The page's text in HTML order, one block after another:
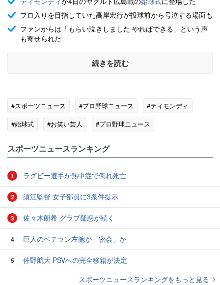
プロ入りを目指していた高岸宏行が投球前から号泣する場面も
ファンからは「もらい泣きしました やればできる」という声
も寄せられた
続きを読む
#スポーツニュース #プロ野球ニュース
#ティモンディ
#始球式
#お笑い芸人 #プロ野球ニュース
スポーツニュースランキング
1 ラグビー選手が熱中症で倒れ死亡
2 須江監督 女子部員に3条件提示
3 佐々木朗希 グラブ疑惑が続く
4 巨人のベテラン左腕が「密会」か
5
佐野航大 PSVへの完全移籍が決定
スポーツニュースランキングをもっと見る